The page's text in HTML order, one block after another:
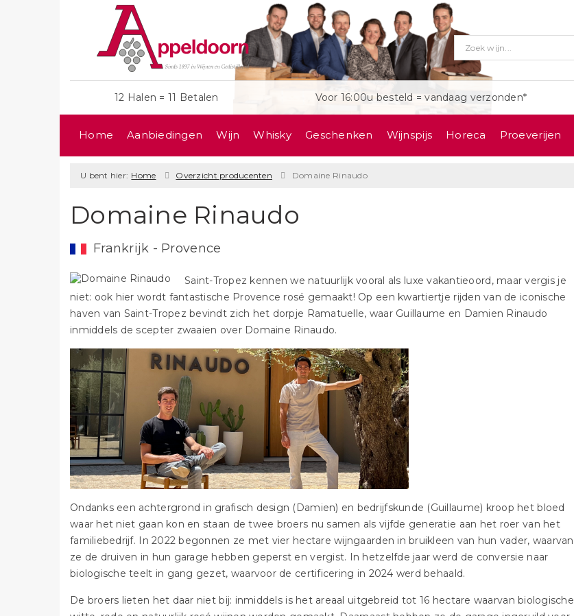
12 Halen = 11 Betalen Voor 16:00u besteld = vandaag verzonden*
Home Aanbiedingen Wijn Whisky Geschenken Wijnspijs Horeca Proeverijen
U bent hier: Home Overzicht producenten Domaine Rinaudo
Domaine Rinaudo
Frankrijk - Provence
Saint-Tropez kennen we natuurlijk vooral als luxe vakantieoord, maar vergis je
niet: ook hier wordt fantastische Provence rosé gemaakt! Op een kwartiertje rijden van de iconische
haven van Saint-Tropez bevindt zich het dorpje Ramatuelle, waar Guillaume en Damien Rinaudo
inmiddels de scepter zwaaien over Domaine Rinaudo.
Ondanks een achtergrond in grafisch design (Damien) en bedrijfskunde (Guillaume) kroop het bloed
waar het niet gaan kon en staan de twee broers nu samen als vijfde generatie aan het roer van het
familiebedrijf. In 2022 begonnen ze met vier hectare wijngaarden in bruikleen van hun vader, waarvan
ze de druiven in hun garage hebben geperst en vergist. In hetzelfde jaar werd de conversie naar
biologische teelt in gang gezet, waarvoor de certificering in 2024 werd behaald.
De broers lieten het daar niet bij: inmiddels is het areaal uitgebreid tot 16 hectare waarvan biologische